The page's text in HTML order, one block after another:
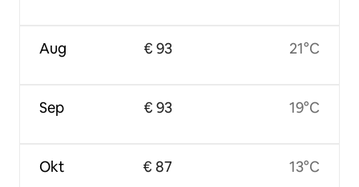
Aug
Sep
Okt
€ 93
€ 93
€ 87
21°C
19°C
13°C